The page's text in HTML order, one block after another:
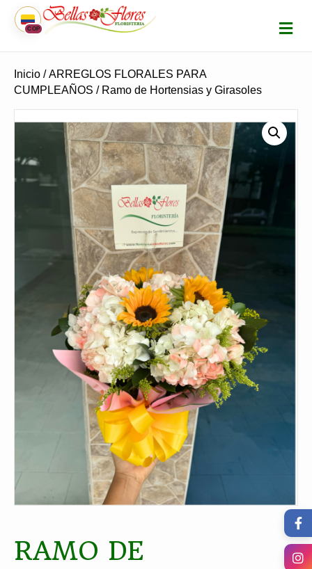
COP M
E
N
Inicio /ARREGLOS FLORALES PARA
CUMPLEAÑOS / Ramo de Hortensias y Girasoles
RAMO DE